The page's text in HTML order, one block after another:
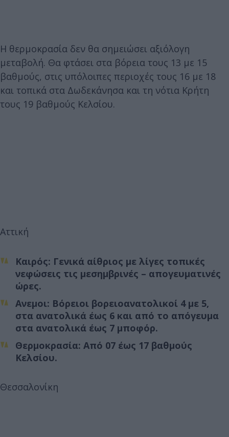
Η θερμοκρασία δεν θα σημειώσει αξιόλογη
μεταβολή. Θα φτάσει στα βόρεια τους 13 με 15
βαθμούς, στις υπόλοιπες περιοχές τους 16 με 18
και τοπικά στα Δωδεκάνησα και τη νότια Κρήτη
τους 19 βαθμούς Κελσίου.
Αττική
Καιρός: Γενικά αίθριος με λίγες τοπικές
νεφώσεις τις μεσημβρινές – απογευματινές
ώρες.
Ανεμοι: Βόρειοι βορειοανατολικοί 4 με 5,
στα ανατολικά έως 6 και από το απόγευμα
στα ανατολικά έως 7 μποφόρ.
Θερμοκρασία: Από 07 έως 17 βαθμούς
Κελσίου.
Θεσσαλονίκη